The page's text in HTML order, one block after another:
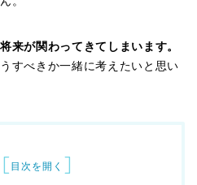
来が関わってきてしまいます。
すべきか一緒に考えたいと思い
[ 目次を開く ]